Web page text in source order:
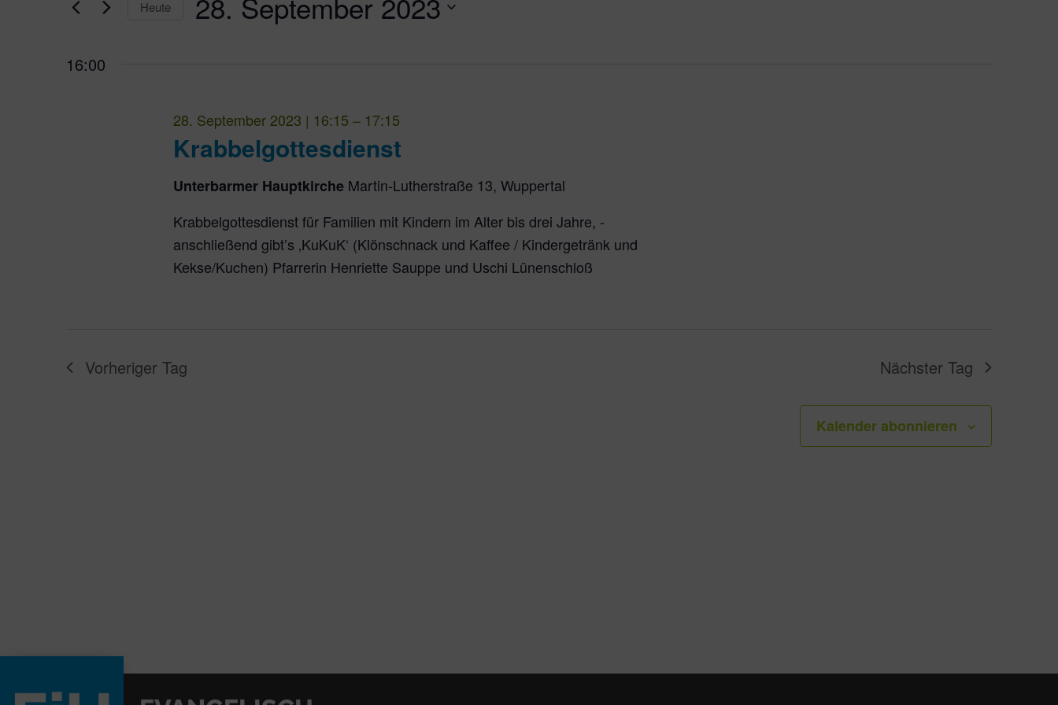
Ansichten,
Heute
16:00
Krabbelgottesdienst
28. September 2023 | 16:15 – 17:15
Unterbarmer Hauptkirche Martin-Lutherstraße 13, Wuppertal
Krabbelgottesdienst für Familien mit Kindern im Alter bis drei Jahre, ­
anschließend gibt’s ‚KuKuK‘ (Klönschnack und Kaffee / Kindergetränk und
Kekse/Kuchen) Pfarrerin Henriette Sauppe und Uschi Lünenschloß
Vorheriger Tag Nächster Tag
Kalender abonnieren